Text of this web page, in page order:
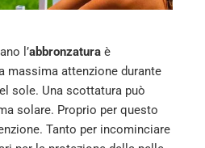
l’abbronzatura è
massima attenzione durante
sole. Una scottatura può
solare. Proprio per questo
Tanto per incominciare